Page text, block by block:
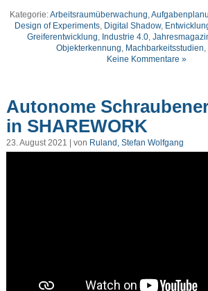
Kategorie:Arbeitsraumüberwachung,
Design of Experiments, Digital Shadow,
Greiferentwicklung, Industrie 4.0,
Objekterkennung, Machbarkeitsstudien,
Keine Kommentare »
Autonome
in SHAREWORK
23. August 2021 | von Ruland, Stefan Wolfgang